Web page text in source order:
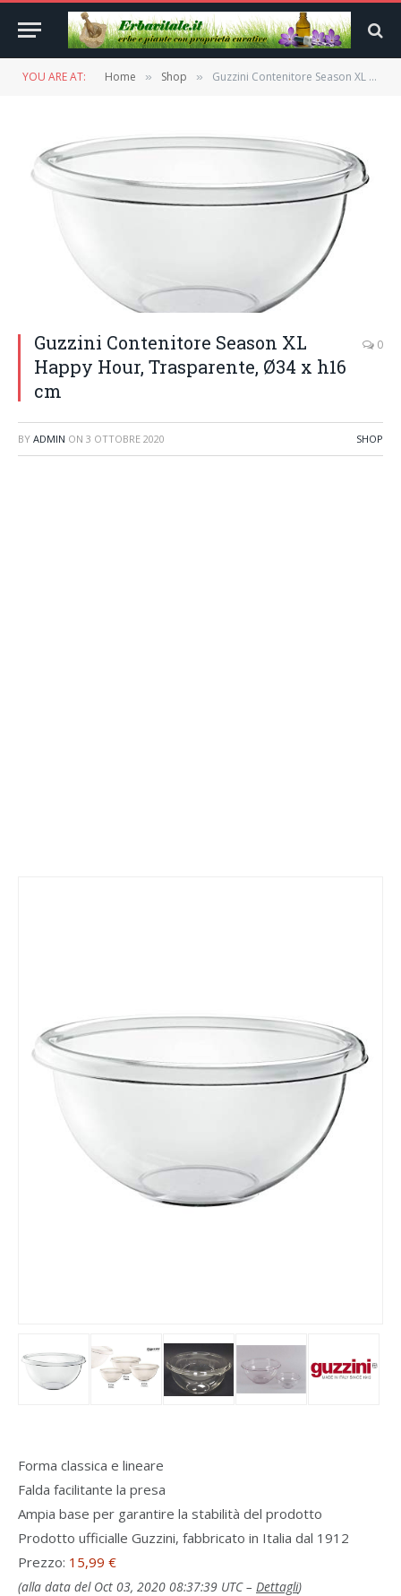
YOU ARE AT: Home » Shop » Guzzini Contenitore Season XL Happy Hour, Trasparente, Ø34 x h16 cm
Guzzini Contenitore Season XL
Happy Hour, Trasparente, Ø34 x h16
cm
0
BY ADMIN ON 3 OTTOBRE 2020 SHOP
Forma classica e lineare
Falda facilitante la presa
Ampia base per garantire la stabilità del prodotto
Prodotto ufficialle Guzzini, fabbricato in Italia dal 1912
Prezzo: 15,99 €
(alla data del Oct 03, 2020 08:37:39 UTC – Dettagli)